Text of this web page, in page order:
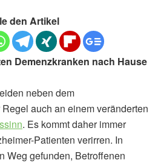
den Artikel
Demenzkranken nach Hause
neben dem
auch an einem veränderten
. Es kommt daher immer
Patienten verirren. In
Weg gefunden, Betroffenen